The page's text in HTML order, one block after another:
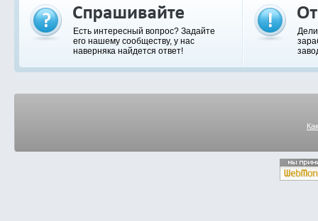
Есть интересный вопрос? Задайте
его нашему сообществу, у нас
наверняка найдется ответ!